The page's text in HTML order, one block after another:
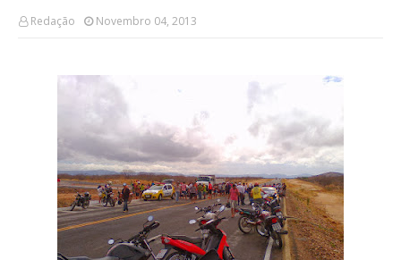
Redação Novembro 04, 2013